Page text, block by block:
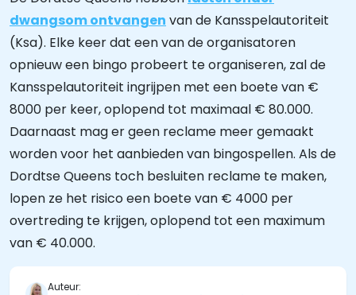
dwangsom ontvangen van de Kansspelautoriteit
(Ksa). Elke keer dat een van de organisatoren
opnieuw een bingo probeert te organiseren, zal de
Kansspelautoriteit ingrijpen met een boete van €
8000 per keer, oplopend tot maximaal € 80.000.
Daarnaast mag er geen reclame meer gemaakt
worden voor het aanbieden van bingospellen. Als de
Dordtse Queens toch besluiten reclame te maken,
lopen ze het risico een boete van € 4000 per
overtreding te krijgen, oplopend tot een maximum
van € 40.000.
Auteur: